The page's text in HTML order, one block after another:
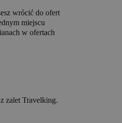
wrócić do ofert
miejscu
w ofertach
zalet Travelking.